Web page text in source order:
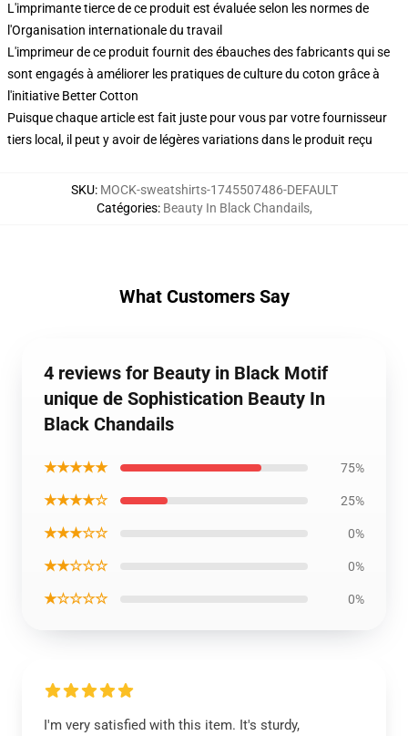
L'imprimante tierce de ce produit est évaluée selon les normes de
l'Organisation internationale du travail
L'imprimeur de ce produit fournit des ébauches des fabricants qui se
sont engagés à améliorer les pratiques de culture du coton grâce à
l'initiative Better Cotton
Puisque chaque article est fait juste pour vous par votre fournisseur
tiers local, il peut y avoir de légères variations dans le produit reçu
SKU: MOCK-sweatshirts-1745507486-DEFAULT
Catégories: Beauty In Black Chandails,
What Customers Say
4 reviews for Beauty in Black Motif
unique de Sophistication Beauty In
Black Chandails
★★★★★ 75%
★★★★☆ 25%
★★★☆☆ 0%
★★☆☆☆ 0%
★☆☆☆☆ 0%
I'm very satisfied with this item. It's sturdy,